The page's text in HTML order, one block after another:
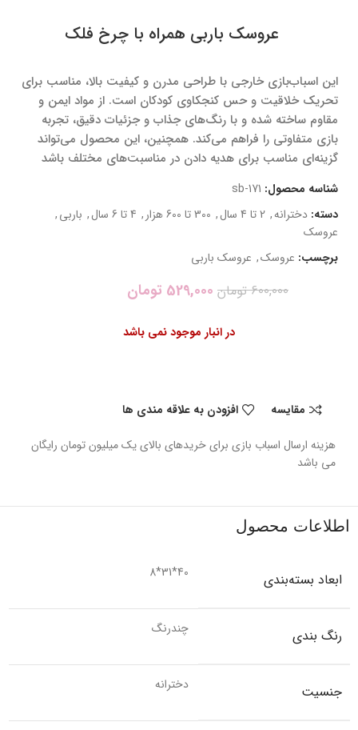
عروسک باربی همراه با چرخ فلک
این اسباب‌بازی خارجی با طراحی مدرن و کیفیت بالا، مناسب برای
تحریک خلاقیت و حس کنجکاوی کودکان است. از مواد ایمن و
مقاوم ساخته شده و با رنگ‌های جذاب و جزئیات دقیق، تجربه
بازی متفاوتی را فراهم می‌کند. همچنین، این محصول می‌تواند
گزینه‌ای مناسب برای هدیه دادن در مناسبت‌های مختلف باشد
شناسه محصول: sb-171
دسته: دخترانه, 2 تا 4 سال , 300 تا 600 هزار , 4 تا 6 سال , باربی,
عروسک
برچسب: عروسک, عروسک باربی
600,000 تومان 529,000 تومان
در انبار موجود نمی باشد
مقایسه افزودن به علاقه مندی ها
هزینه ارسال اسباب بازی برای خریدهای بالای یک میلیون تومان رایگان
می باشد
اطلاعات محصول
ابعاد بسته‌بندی 40*31*8
رنگ بندی چندرنگ
جنسیت دخترانه